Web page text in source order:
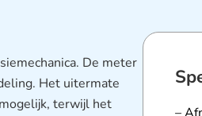
De meter
Het uitermate
terwijl het